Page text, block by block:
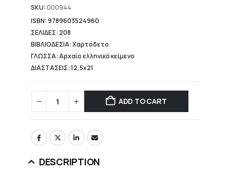
11,52 €.
SKU: 000944
ISBN: 9789603524960
ΣΕΛΙΔΕΣ: 208
ΒΙΒΛΙΟΔΕΣΙΑ: Χαρτόδετο
ΓΛΩΣΣΑ: Αρχαίο ελληνικό κείμενο
ΔΙΑΣΤΑΣΕΙΣ: 12,5x21
ADD TO CART
DESCRIPTION